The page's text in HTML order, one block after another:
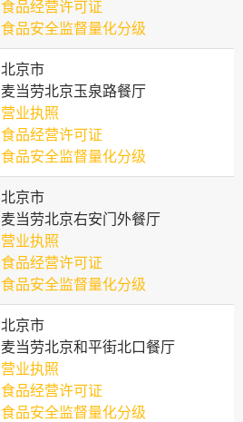
食品经营许可证
食品安全监督量化分级
北京市
麦当劳北京玉泉路餐厅
营业执照
食品经营许可证
食品安全监督量化分级
北京市
麦当劳北京右安门外餐厅
营业执照
食品经营许可证
食品安全监督量化分级
北京市
麦当劳北京和平街北口餐厅
营业执照
食品经营许可证
食品安全监督量化分级